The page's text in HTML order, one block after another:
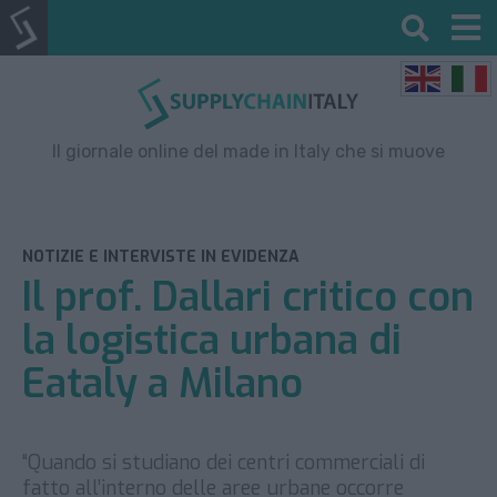
Il giornale online del made in Italy che si muove
NOTIZIE E INTERVISTE IN EVIDENZA
Il prof. Dallari critico con
la logistica urbana di
Eataly a Milano
“Quando si studiano dei centri commerciali di
fatto all’interno delle aree urbane occorre